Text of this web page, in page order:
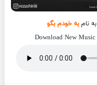
به نام به خودم بگو
Download New Music